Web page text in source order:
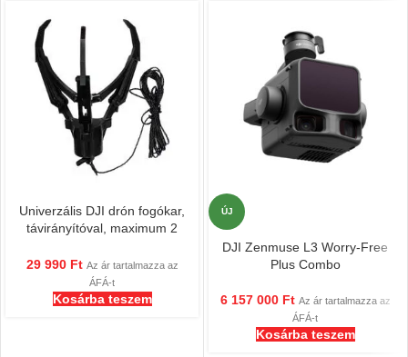
Univerzális DJI drón fogókar,
távirányítóval, maximum 2
légkarmos, drónmentő
29 990 Ft Az ár tartalmazza az
ÁFÁ-t
Kosárba teszem
ÚJ
DJI Zenmuse L3 Worry-Free
Plus Combo
6 157 000 Ft Az ár tartalmazza az
ÁFÁ-t
Kosárba teszem